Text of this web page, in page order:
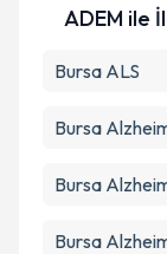
ADEM ile
Bursa ALS
Bursa
Bursa
Bursa